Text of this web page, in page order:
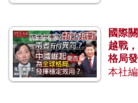
國際
越戰
格局
本社